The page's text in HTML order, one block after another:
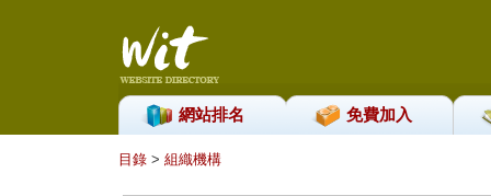
網站排名 免費加入
目錄 > 組織機構